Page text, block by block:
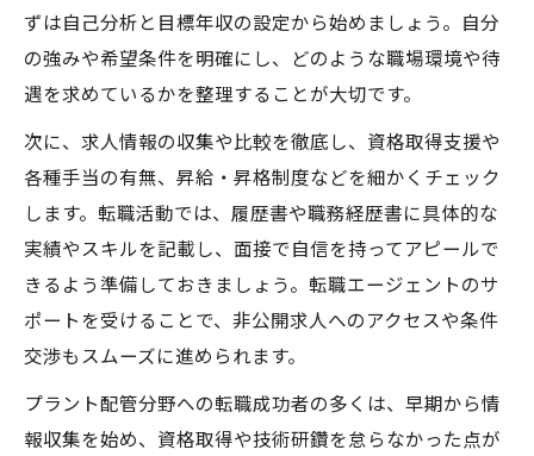
ずは自己分析と目標年収の設定から始めましょう。自分
の強みや希望条件を明確にし、どのような職場環境や待
遇を求めているかを整理することが大切です。
次に、求人情報の収集や比較を徹底し、資格取得支援や
各種手当の有無、昇給・昇格制度などを細かくチェック
します。転職活動では、履歴書や職務経歴書に具体的な
実績やスキルを記載し、面接で自信を持ってアピールで
きるよう準備しておきましょう。転職エージェントのサ
ポートを受けることで、非公開求人へのアクセスや条件
交渉もスムーズに進められます。
プラント配管分野への転職成功者の多くは、早期から情
報収集を始め、資格取得や技術研鑽を怠らなかった点が